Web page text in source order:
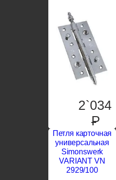
2`034
P
Петля карточная
универсальная
Simonswerk
VARIANT VN
2929/100